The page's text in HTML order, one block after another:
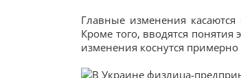
Главные изменения
Кроме того, вводятся
изменения коснутся